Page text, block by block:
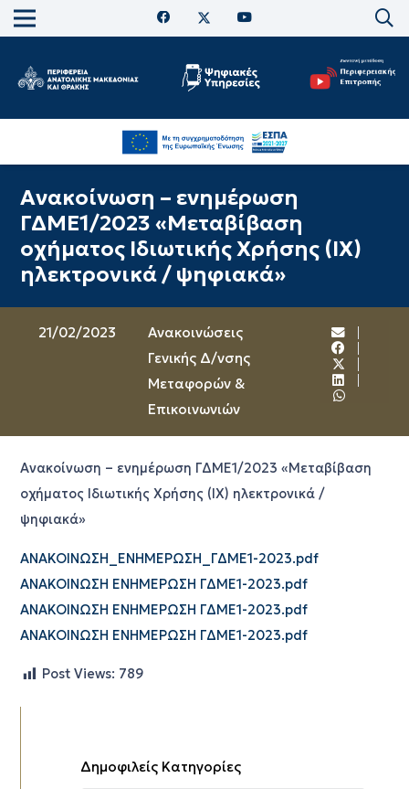
Ανακοίνωση – ενημέρωση
ΓΔΜΕ1/2023 «Μεταβίβαση
οχήματος Ιδιωτικής Χρήσης (ΙΧ)
ηλεκτρονικά / ψηφιακά»
21/02/2023
Ανακοινώσεις
Γενικής Δ/νσης
Μεταφορών &
Επικοινωνιών
Ανακοίνωση – ενημέρωση ΓΔΜΕ1/2023 «Μεταβίβαση
οχήματος Ιδιωτικής Χρήσης (ΙΧ) ηλεκτρονικά /
ψηφιακά»
ΑΝΑΚΟΙΝΩΣΗ_ΕΝΗΜΕΡΩΣΗ_ΓΔΜΕ1-2023.pdf
ΑΝΑΚΟΙΝΩΣΗ ΕΝΗΜΕΡΩΣΗ ΓΔΜΕ1-2023.pdf
ΑΝΑΚΟΙΝΩΣΗ ΕΝΗΜΕΡΩΣΗ ΓΔΜΕ1-2023.pdf
ΑΝΑΚΟΙΝΩΣΗ ΕΝΗΜΕΡΩΣΗ ΓΔΜΕ1-2023.pdf
Post Views: 789
Δημοφιλείς Κατηγορίες